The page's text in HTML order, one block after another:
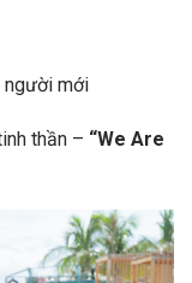
người mới
thần – “We Are